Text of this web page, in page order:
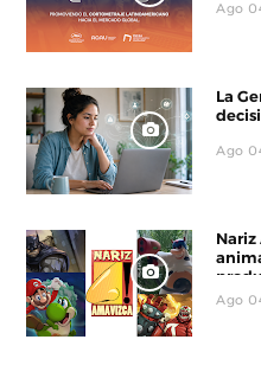
Ago
La
Ago
Nariz
Ago